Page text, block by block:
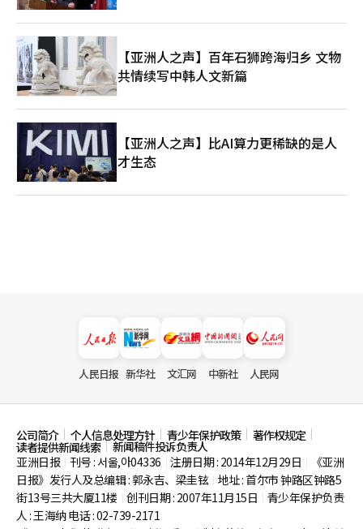
【亚洲人之声】百年石狮跨海归乡 文物
共情续写中韩人文新篇
【亚洲人之声】比AI算力更稀缺的是人
才生态
人民日报 新华社 文汇网 中新社 人民网
公司简介 个人信息处理方针 青少年保护政策 著作权规定
读者提供新闻线索
新闻稿件投诉负责人
亚洲日报
刊号 : 서울,아04336 注册日期 : 2014年12月29日
《亚洲
日报》发行人及总编辑 : 郭永吉、梁圭铉 地址 : 首尔市钟路区钟路5
街13号三共大厦11楼 创刊日期 : 2007年11月15日
青少年保护负责
人 : 王海纳 电话 : 02-739-2171